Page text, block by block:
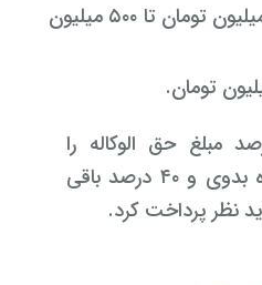
بیش از ۱۰۰ میلیون تومان تا ۵۰۰ میلیون
درصد مبلغ حق الوکاله را
میتوان در زمان دادگاه بدوی و ۴۰ درصد باقی
نظر پرداخت کرد.